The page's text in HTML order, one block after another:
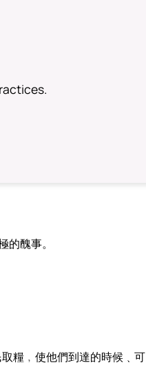
醜事。
糧﹐使他們到達的時候﹑可